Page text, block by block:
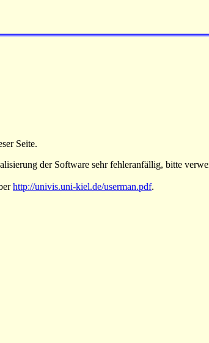
Seite.
der Software sehr fehleranfällig, bitte
http://univis.uni-kiel.de/userman.pdf.